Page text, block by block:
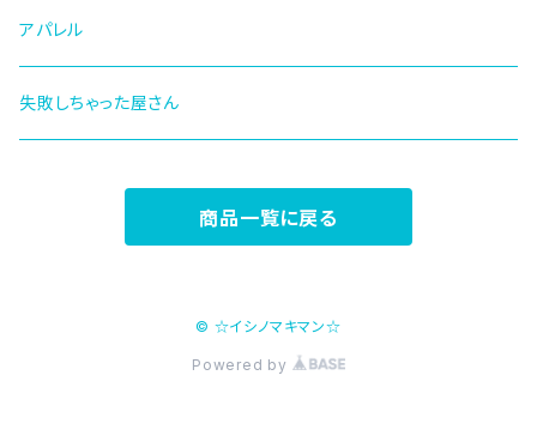
アパレル
失敗しちゃった屋さん
商品一覧に戻る
© ☆イシノマキマン☆
Powered by